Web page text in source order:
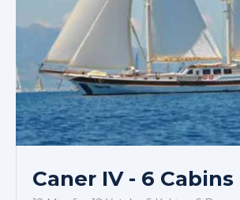
Caner IV - 6 Cabins